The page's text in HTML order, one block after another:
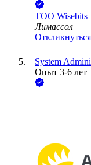
ТОО Wisebits
Лимассол
Откликнуться
System
Опыт 3-6 лет